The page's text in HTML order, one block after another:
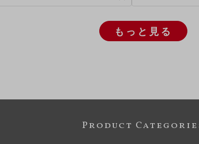
もっと見る
Product